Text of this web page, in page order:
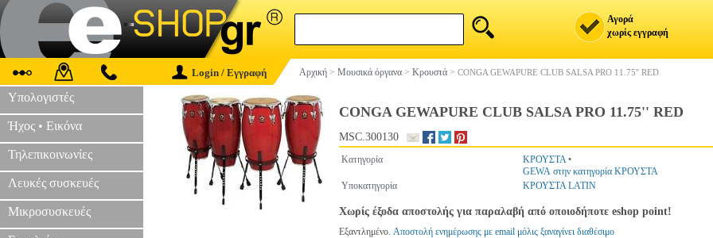
Αγορά
χωρίς εγγραφή
Login / Εγγραφή Αρχική > Μουσικά όργανα > Κρουστά > CONGA GEWAPURE CLUB SALSA PRO 11.75'' RED
Υπολογιστές
Ήχος • Εικόνα
Τηλεπικοινωνίες
Λευκές συσκευές
Μικροσυσκευές
CONGA GEWAPURE CLUB SALSA PRO 11.75'' RED
MSC.300130
Κατηγορία ΚΡΟΥΣΤΑ•
GEWA στην κατηγορία ΚΡΟΥΣΤΑ
Υποκατηγορία
ΚΡΟΥΣΤΑ LATIN
Χωρίς έξοδα αποστολής για παραλαβή από οποιοδήποτε eshop point!
Εξαντλημένο. Αποστολή ενημέρωσης με email μόλις ξαναγίνει διαθέσιμο